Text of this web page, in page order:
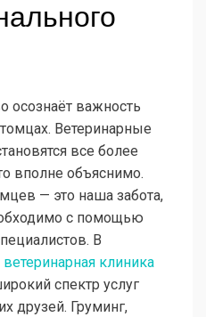
осознаёт важность
Ветеринарные
все более
вполне объяснимо.
— это наша забота,
с помощью
В
ветеринарная клиника
спектр услуг
друзей. Груминг,